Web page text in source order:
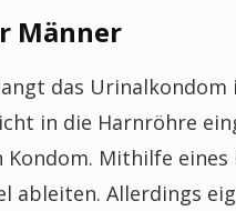
Männer
das
in die Harnröhre
Mithilfe
ableiten. Allerdings